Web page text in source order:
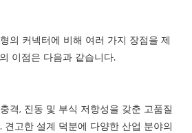
의 커넥터에 비해 여러 가지 장점을 제
이점은 다음과 같습니다.
격, 진동 및 부식 저항성을 갖춘 고품질
견고한 설계 덕분에 다양한 산업 분야의